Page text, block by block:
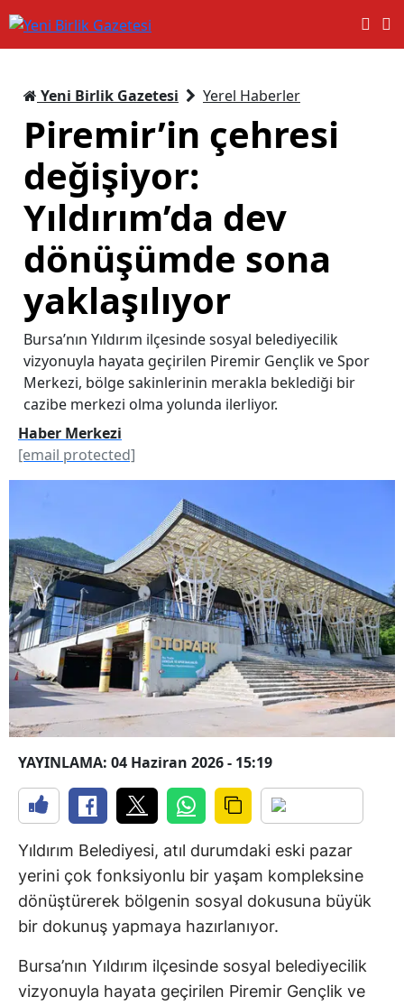
Yeni Birlik Gazetesi Yerel Haberler
Piremir’in çehresi
değişiyor:
Yıldırım’da dev
dönüşümde sona
yaklaşılıyor
Bursa’nın Yıldırım ilçesinde sosyal belediyecilik
vizyonuyla hayata geçirilen Piremir Gençlik ve Spor
Merkezi, bölge sakinlerinin merakla beklediği bir
cazibe merkezi olma yolunda ilerliyor.
Haber Merkezi
[email protected]
YAYINLAMA: 04 Haziran 2026 - 15:19
Yıldırım Belediyesi, atıl durumdaki eski pazar
yerini çok fonksiyonlu bir yaşam kompleksine
dönüştürerek bölgenin sosyal dokusuna büyük
bir dokunuş yapmaya hazırlanıyor.
Bursa’nın Yıldırım ilçesinde sosyal belediyecilik
vizyonuyla hayata geçirilen Piremir Gençlik ve